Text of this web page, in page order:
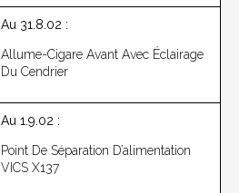
Au 31.8.02 :
Allume-Cigare Avant Avec Éclairage
Du Cendrier
Au 1.9.02 :
Point De Séparation D’alimentation
VICS X137